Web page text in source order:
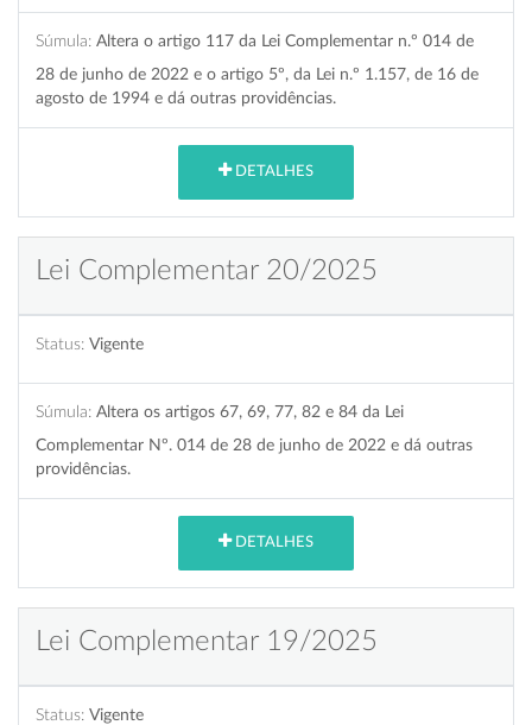
Súmula: Altera o artigo 117 da Lei Complementar n.º 014 de
28 de junho de 2022 e o artigo 5º, da Lei n.º 1.157, de 16 de
agosto de 1994 e dá outras providências.
DETALHES
Lei Complementar 20/2025
Status: Vigente
Súmula: Altera os artigos 67, 69, 77, 82 e 84 da Lei
Complementar Nº. 014 de 28 de junho de 2022 e dá outras
providências.
DETALHES
Lei Complementar 19/2025
Status: Vigente